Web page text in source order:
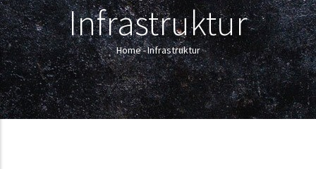
Infrastruktur
Breadcrumb
Home-Infrastruktur